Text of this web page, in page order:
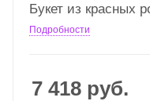
Букет из красных
Подробности
7 418 руб.